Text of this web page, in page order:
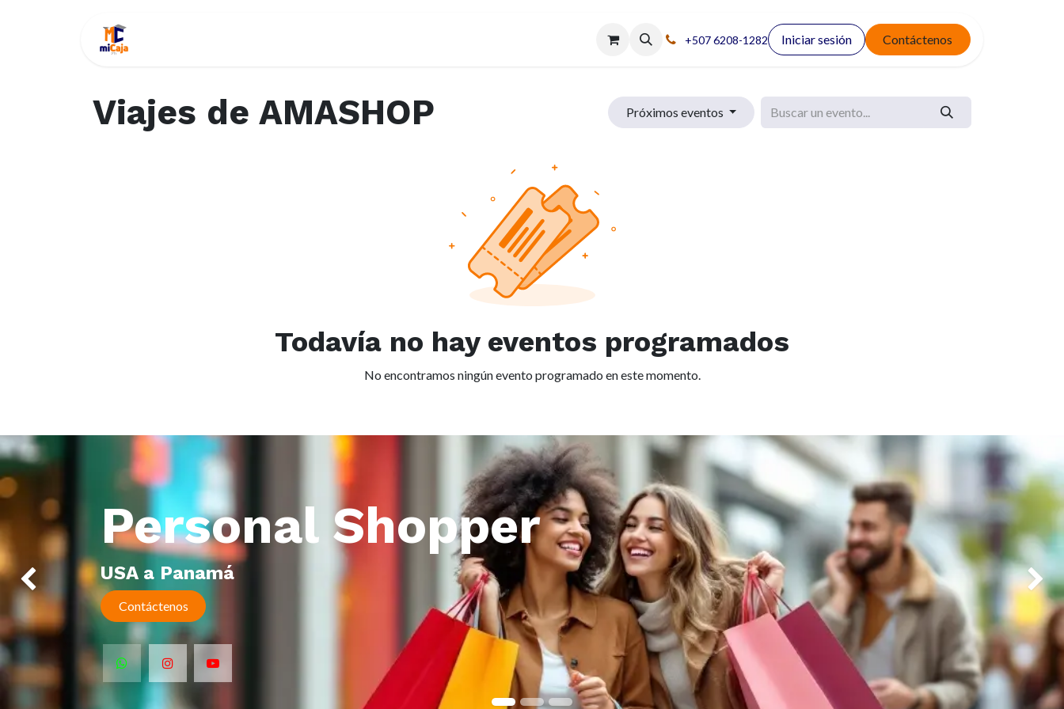
+507 6208-1282 Iniciar sesión Contáctenos
Viajes de AMASHOP Próximos eventos
Todavía no hay eventos programados
No encontramos ningún evento programado en este momento.
Personal Shopper
USA a Panamá
Contáctenos
Anterior